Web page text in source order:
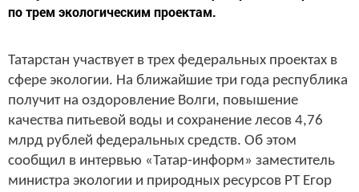
по трем экологическим проектам.
Татарстан участвует в трех федеральных проектах в
сфере экологии. На ближайшие три года республика
получит на оздоровление Волги, повышение
качества питьевой воды и сохранение лесов 4,76
млрд рублей федеральных средств. Об этом
сообщил в интервью «Татар-информ» заместитель
министра экологии и природных ресурсов РТ Егор